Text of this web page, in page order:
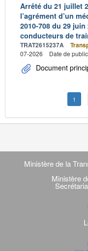
Arrêté du 21 juillet
l’agrément d’un
2010-708 du 29
conducteurs de
TRAT2615237A
07-2026
Date de
Document
1
Navigation
transverse
Ministère de la
Ministère